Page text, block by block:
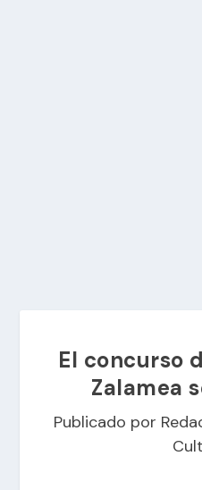
El concurso
Zalamea
Publicado por